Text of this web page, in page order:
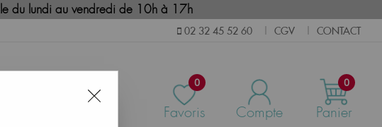
du lundi au vendredi de 10h à 17h
02 32 45 52 60 CGV CONTACT
0
Favoris Compte
0
Panier